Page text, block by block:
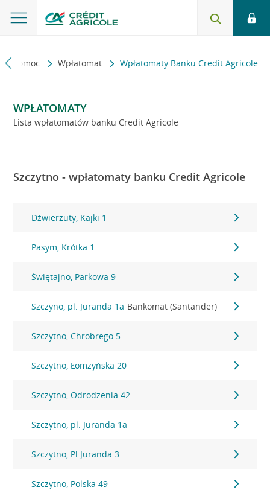
i pomoc Wpłatomat Wpłatomaty Banku Credit Agricole
WPŁATOMATY
Lista wpłatomatów banku Credit Agricole
Szczytno - wpłatomaty banku Credit Agricole
Dźwierzuty, Kajki 1
Pasym, Krótka 1
Świętajno, Parkowa 9
Szczyno, pl. Juranda 1a Bankomat (Santander)
Szczytno, Chrobrego 5
Szczytno, Łomżyńska 20
Szczytno, Odrodzenia 42
Szczytno, pl. Juranda 1a
Szczytno, Pl.Juranda 3
Szczytno, Polska 49